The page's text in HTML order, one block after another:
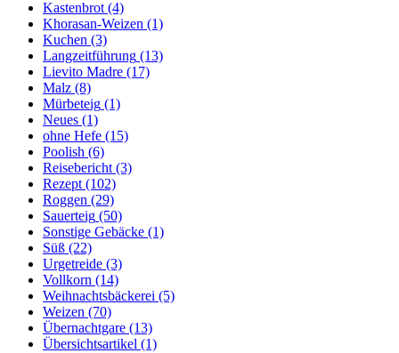
Kastenbrot (4)
Khorasan-Weizen (1)
Kuchen (3)
Langzeitführung (13)
Lievito Madre (17)
Malz (8)
Mürbeteig (1)
Neues (1)
ohne Hefe (15)
Poolish (6)
Reisebericht (3)
Rezept (102)
Roggen (29)
Sauerteig (50)
Sonstige Gebäcke (1)
Süß (22)
Urgetreide (3)
Vollkorn (14)
Weihnachtsbäckerei (5)
Weizen (70)
Übernachtgare (13)
Übersichtsartikel (1)